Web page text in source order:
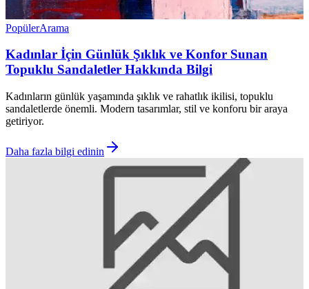
PopülerArama
Kadınlar İçin Günlük Şıklık ve Konfor Sunan
Topuklu Sandaletler Hakkında Bilgi
Kadınların günlük yaşamında şıklık ve rahatlık ikilisi, topuklu
sandaletlerde önemli. Modern tasarımlar, stil ve konforu bir araya
getiriyor.
Daha fazla bilgi edinin